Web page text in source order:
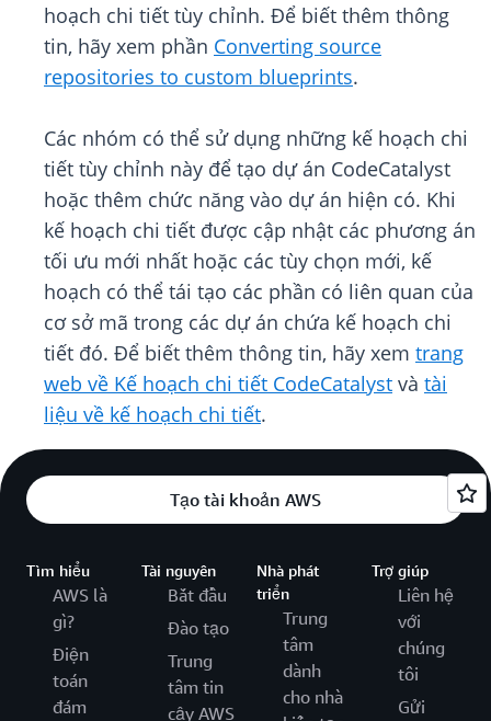
hoạch chi tiết tùy chỉnh. Để biết thêm thông
tin, hãy xem phần Converting source
repositories to custom blueprints.
Các nhóm có thể sử dụng những kế hoạch chi
tiết tùy chỉnh này để tạo dự án CodeCatalyst
hoặc thêm chức năng vào dự án hiện có. Khi
kế hoạch chi tiết được cập nhật các phương án
tối ưu mới nhất hoặc các tùy chọn mới, kế
hoạch có thể tái tạo các phần có liên quan của
cơ sở mã trong các dự án chứa kế hoạch chi
tiết đó. Để biết thêm thông tin, hãy xem trang
web về Kế hoạch chi tiết CodeCatalyst và tài
liệu về kế hoạch chi tiết.
Tạo tài khoản AWS
Tìm hiểu
AWS là
gì?
Điện
toán
đám
Tài nguyên
Bắt đầu
Đào tạo
Trung
tâm tin
cậy AWS
Nhà phát
triển
Trung
tâm
dành
cho nhà
Trợ giúp
Liên hệ
với
chúng
tôi
Gửi